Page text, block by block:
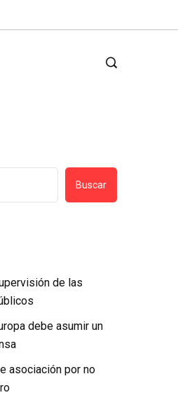
Buscar
de las
debe asumir un
asociación por no